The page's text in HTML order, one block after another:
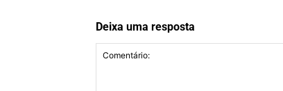
Deixa uma resposta